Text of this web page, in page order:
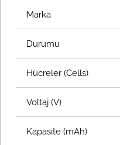
Marka
Durumu
Hücreler (Cells)
Voltaj (V)
Kapasite (mAh)